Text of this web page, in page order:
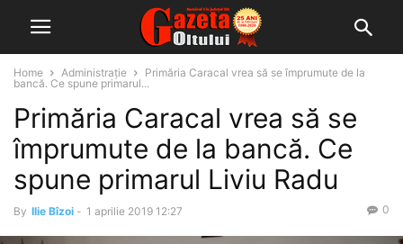
Home Administrație
Primăria Caracal vrea să se împrumute de la
bancă. Ce spune primarul...
Primăria Caracal vrea să se
împrumute de la bancă. Ce
spune primarul Liviu Radu
By Ilie Bîzoi - 1 aprilie 2019 12:27 0